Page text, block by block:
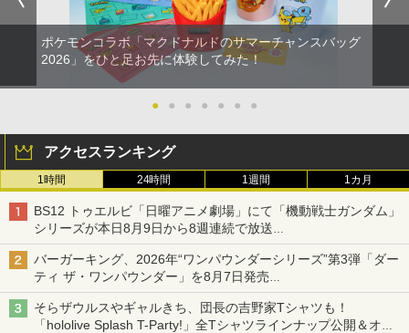
ポケモンコラボ「マクドナルドのサマーチャンスバッグ
2026」をひと足お先に体験してみた！
● ● ● ● ● ● ●
アクセスランキング
1時間 24時間 1週間 1カ月
BS12 トゥエルビ「日曜アニメ劇場」にて「機動戦士ガンダム」
シリーズが本日8月9日から8週連続で放送
初回は「機動戦士ガンダム【HDリマスター版】」
バーガーキング、2026年“ワンパウンダーシリーズ”第3弾「ダー
ティ ザ・ワンパウンダー」を8月7日発売
「特製ガーリックマヨソース」を使用した超大型チーズバーガー
そらザウルスやギャルきち、団長の吉野家Tシャツも！
「hololive Splash T-Party!」全Tシャツラインナップ公開＆オン